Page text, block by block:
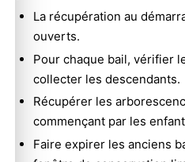
La récupération au
ouverts.
Pour chaque bail, vérifier
collecter les descendants.
Récupérer les
commençant par les
Faire expirer les anciens